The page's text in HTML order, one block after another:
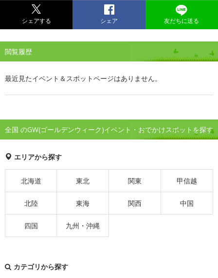
シェアする シェア 友だちに送る
閲覧履歴
最近見たイベント＆スポットページはありません。
全国 のGW(ゴールデンウィーク)イベント・おでかけスポットを探す
エリアから探す
北海道 東北 関東 甲信越
北陸 東海 関西 中国
四国 九州・沖縄
カテゴリから探す